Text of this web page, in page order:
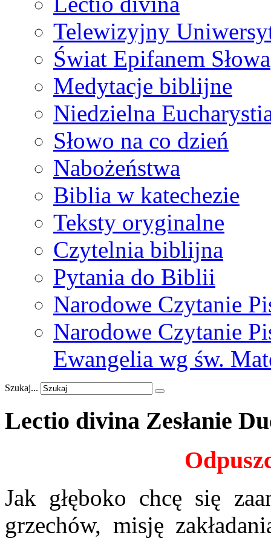
Telewizyjny
Świat Epifanem Słowa
Medytacje biblijne
Niedzielna
Słowo na co dzień
Nabożeństwa
Biblia w katechezie
Teksty oryginalne
Czytelnia biblijna
Pytania do Biblii
Narodowe Czytanie
Narodowe Czytanie
Ewangelia wg św.
Szukaj...
Lectio divina Zesłanie
Jak głęboko chcę się
grzechów, misję